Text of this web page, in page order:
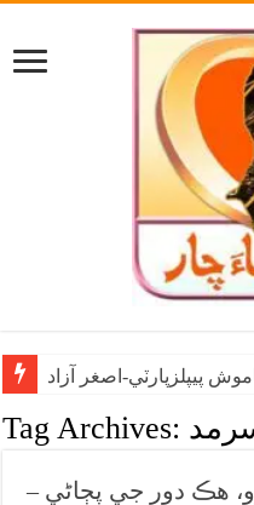
پيپلزپارٽي-اصغر آزاد
Tag Archives:
هڪ دور جي پڄاڻي –